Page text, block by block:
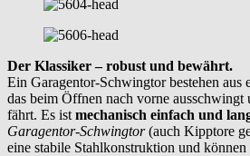
Der Klassiker – robust und bewährt.
Ein Garagentor-Schwingtor bestehen aus
das beim Öffnen nach vorne ausschwingt
fährt. Es istmechanisch einfach und
Garagentor-Schwingtor(auch Kipptore
eine stabile Stahlkonstruktion und